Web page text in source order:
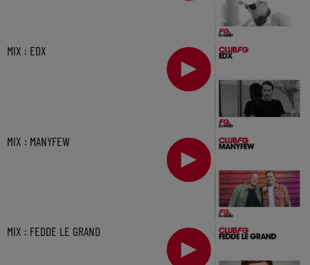
MIX : EDX
MIX : MANYFEW
MIX : FEDDE LE GRAND